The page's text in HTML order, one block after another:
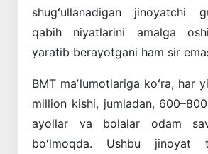
shugʻullanadigan jinoyatchi
qabih niyatlarini amalga
yaratib berayotgani ham sir
BMT maʼlumotlariga koʻra, har
million kishi, jumladan,
ayollar va bolalar odam
boʻlmoqda. Ushbu jinoyat